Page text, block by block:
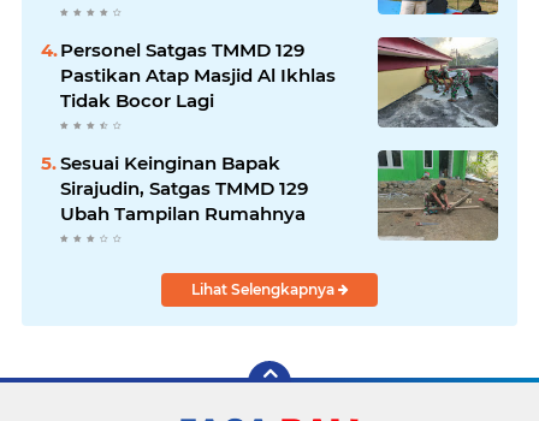
Personel Satgas TMMD 129
Pastikan Atap Masjid Al Ikhlas
Tidak Bocor Lagi
Sesuai Keinginan Bapak
Sirajudin, Satgas TMMD 129
Ubah Tampilan Rumahnya
Lihat Selengkapnya